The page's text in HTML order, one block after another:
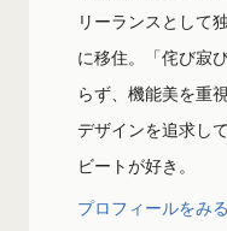
リーランスとして
に移住。「侘び寂
らず、機能美を重
デザインを追求し
ビートが好き。
プロフィールをみる